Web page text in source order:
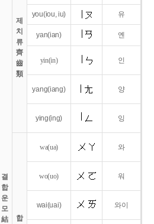
결
합
운
모
結
제
치
류
齊
齒
類
you(iou,iu) 유
yan(ian) 옌
yin(in) 인
yang(iang) 양
ying(ing) 잉
합
wa(ua) 와
wo(uo) 워
wai(uai) 와이